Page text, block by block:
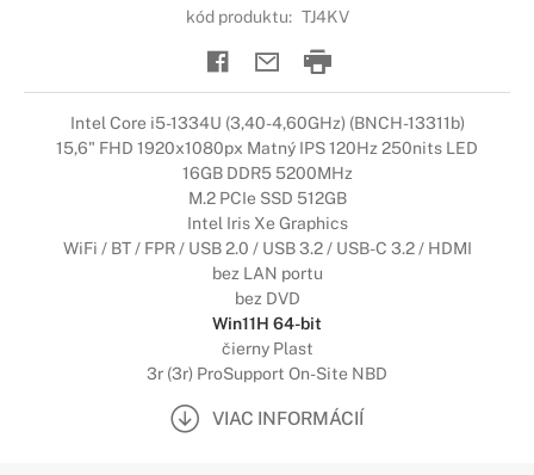
kód produktu: TJ4KV
Intel Core i5-1334U (3,40-4,60GHz) (BNCH-13311b)
15,6" FHD 1920x1080px Matný IPS 120Hz 250nits LED
16GB DDR5 5200MHz
M.2 PCIe SSD 512GB
Intel Iris Xe Graphics
WiFi / BT / FPR / USB 2.0 / USB 3.2 / USB-C 3.2 / HDMI
bez LAN portu
bez DVD
Win11H 64-bit
čierny Plast
3r (3r) ProSupport On-Site NBD
VIAC INFORMÁCIÍ